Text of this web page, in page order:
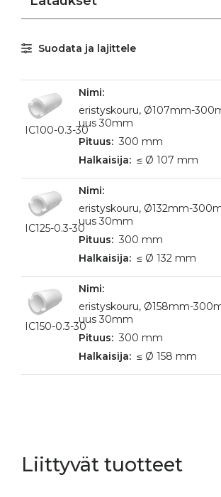
Suodata ja lajittele
IC100-0.3-30
eristyskouru, Ø107mm-
uus 30mm
300 mm
≤ Ø 107 mm
IC125-0.3-30
eristyskouru, Ø132mm-
uus 30mm
300 mm
≤ Ø 132 mm
IC150-0.3-30
eristyskouru, Ø158mm-
uus 30mm
300 mm
≤ Ø 158 mm
Liittyvät tuotteet